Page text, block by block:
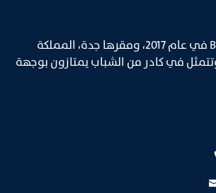
ﺗﺄﺳﺴﺖ ﺷﺮﻛﺔ Bee60 ﻓﻲ ﻋﺎم 2017، وﻣﻘﺮﻫﺎ ﺟﺪة، اﻟﻤﻤﻠﻜﺔ
ﻓﻲ ﻛﺎدر ﻣﻦ اﻟﺸﺒﺎب ﻳﻤﺘﺎزون ﺑﻮﺟﻬﺔ